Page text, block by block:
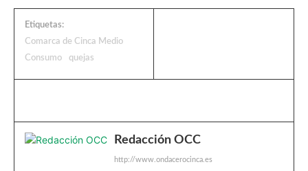
Etiquetas:
Comarca de Cinca Medio
Consumo
quejas
Redacción OCC
http://www.ondacerocinca.es